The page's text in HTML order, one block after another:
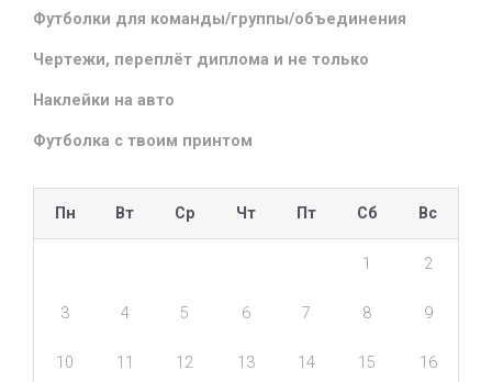
Футболки для команды/группы/объединения
Чертежи, переплёт диплома и не только
Наклейки на авто
Футболка с твоим принтом
Пн Вт Ср Чт Пт Сб Вс
1 2
3 4 5 6 7 8 9
10 11 12 13 14 15 16